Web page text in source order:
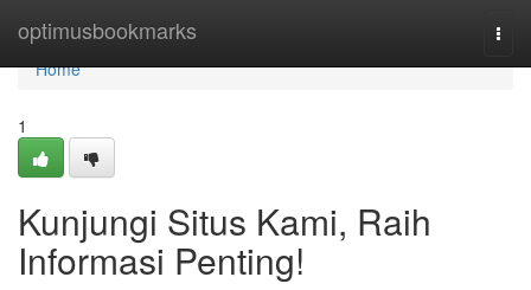
optimusbookmarks
Home
Home
1
Kunjungi Situs Kami, Raih
Informasi Penting!